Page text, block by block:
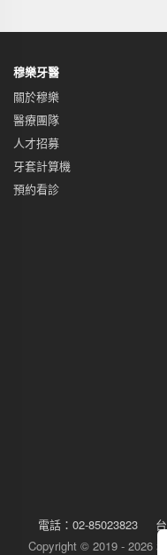
穆樂牙醫
關於穆樂
醫療團隊
人才招募
牙套計算機
預約看診
電話： 02-85023823
Copyright © 2019 - 2026